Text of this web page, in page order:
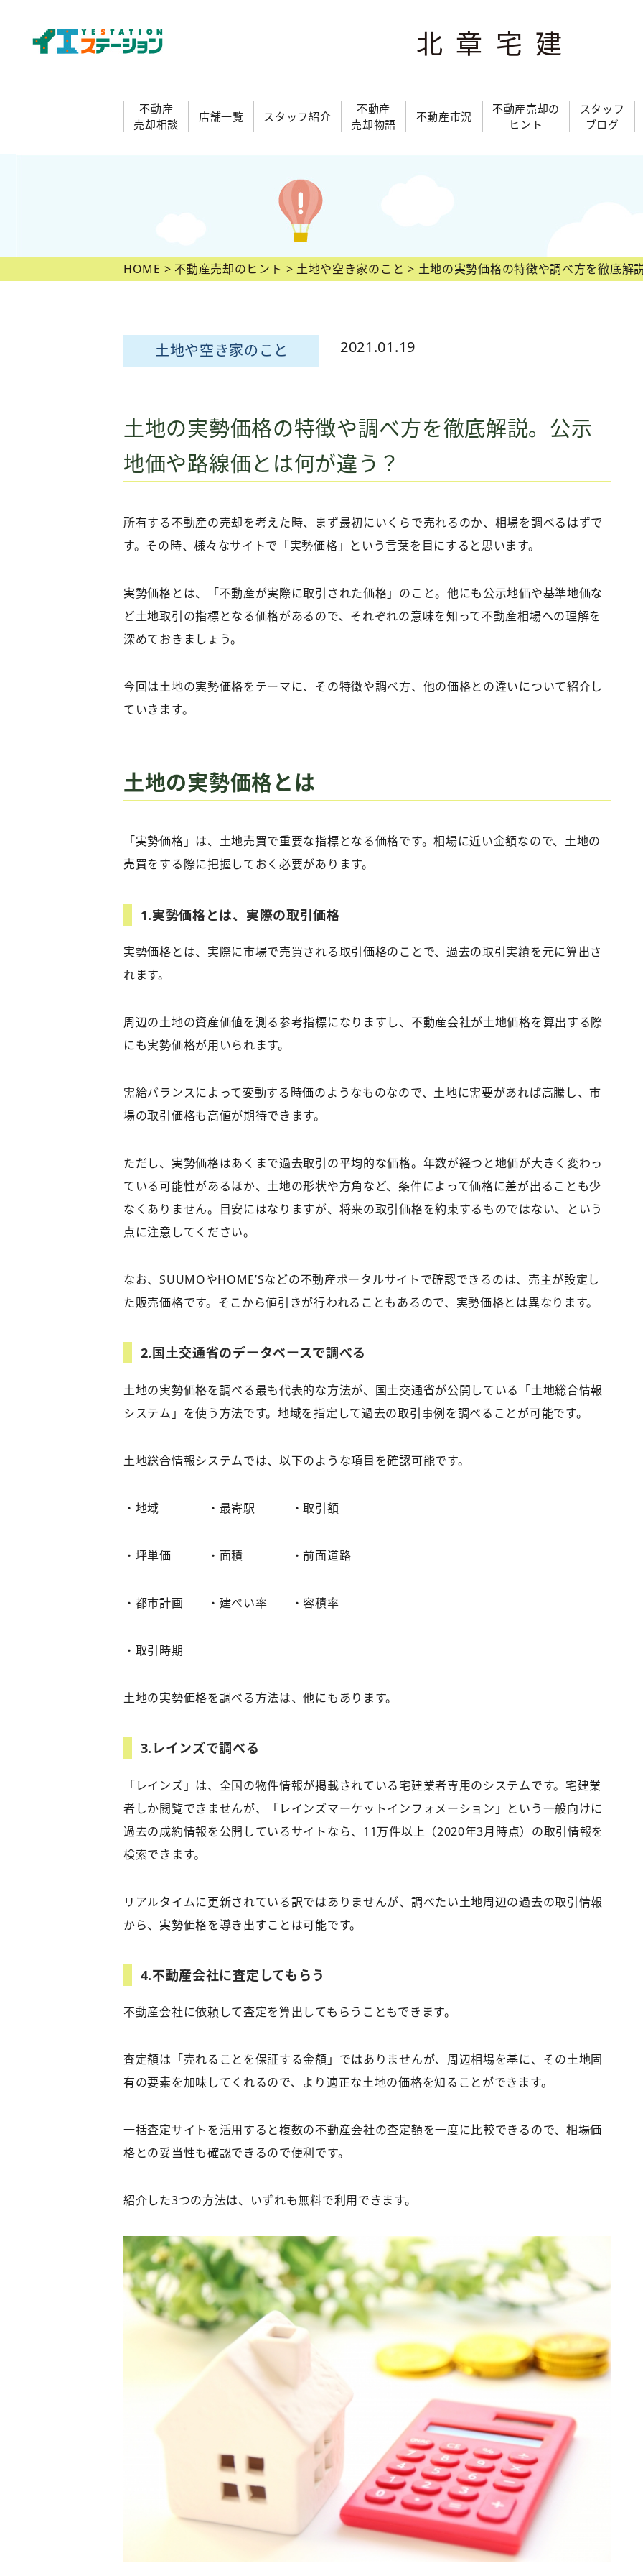
北章宅建
不動産
売却相談
店舗一覧 スタッフ紹介
不動産
売却物語
不動産市況
不動産売却の
ヒント
スタッフ
ブログ
HOME 不動産売却のヒント 土地や空き家のこと 土地の実勢価格の特徴や調べ方を徹底解
土地や空き家のこと 2021.01.19
土地の実勢価格の特徴や調べ方を徹底解説。公示
地価や路線価とは何が違う？
所有する不動産の売却を考えた時、まず最初にいくらで売れるのか、相場を調べるはずで
す。その時、様々なサイトで「実勢価格」という言葉を目にすると思います。
実勢価格とは、「不動産が実際に取引された価格」のこと。他にも公示地価や基準地価な
ど土地取引の指標となる価格があるので、それぞれの意味を知って不動産相場への理解を
深めておきましょう。
今回は土地の実勢価格をテーマに、その特徴や調べ方、他の価格との違いについて紹介し
ていきます。
土地の実勢価格とは
「実勢価格」は、土地売買で重要な指標となる価格です。相場に近い金額なので、土地の
売買をする際に把握しておく必要があります。
1.実勢価格とは、実際の取引価格
実勢価格とは、実際に市場で売買される取引価格のことで、過去の取引実績を元に算出さ
れます。
周辺の土地の資産価値を測る参考指標になりますし、不動産会社が土地価格を算出する際
にも実勢価格が用いられます。
需給バランスによって変動する時価のようなものなので、土地に需要があれば高騰し、市
場の取引価格も高値が期待できます。
ただし、実勢価格はあくまで過去取引の平均的な価格。年数が経つと地価が大きく変わっ
ている可能性があるほか、土地の形状や方角など、条件によって価格に差が出ることも少
なくありません。目安にはなりますが、将来の取引価格を約束するものではない、という
点に注意してください。
なお、SUUMOやHOME’Sなどの不動産ポータルサイトで確認できるのは、売主が設定し
た販売価格です。そこから値引きが行われることもあるので、実勢価格とは異なります。
2.国土交通省のデータベースで調べる
土地の実勢価格を調べる最も代表的な方法が、国土交通省が公開している「土地総合情報
システム」を使う方法です。地域を指定して過去の取引事例を調べることが可能です。
土地総合情報システムでは、以下のような項目を確認可能です。
・地域 ・最寄駅 ・取引額
・坪単価 ・面積 ・前面道路
・都市計画 ・建ぺい率 ・容積率
・取引時期
土地の実勢価格を調べる方法は、他にもあります。
3. レインズで調べる
「レインズ」は、全国の物件情報が掲載されている宅建業者専用のシステムです。宅建業
者しか閲覧できませんが、「レインズマーケットインフォメーション」という一般向けに
過去の成約情報を公開しているサイトなら、11万件以上（2020年3月時点）の取引情報を
検索できます。
リアルタイムに更新されている訳ではありませんが、調べたい土地周辺の過去の取引情報
から、実勢価格を導き出すことは可能です。
4.不動産会社に査定してもらう
不動産会社に依頼して査定を算出してもらうこともできます。
査定額は「売れることを保証する金額」ではありませんが、周辺相場を基に、その土地固
有の要素を加味してくれるので、より適正な土地の価格を知ることができます。
一括査定サイトを活用すると複数の不動産会社の査定額を一度に比較できるので、相場価
格との妥当性も確認できるので便利です。
紹介した3つの方法は、いずれも無料で利用できます。